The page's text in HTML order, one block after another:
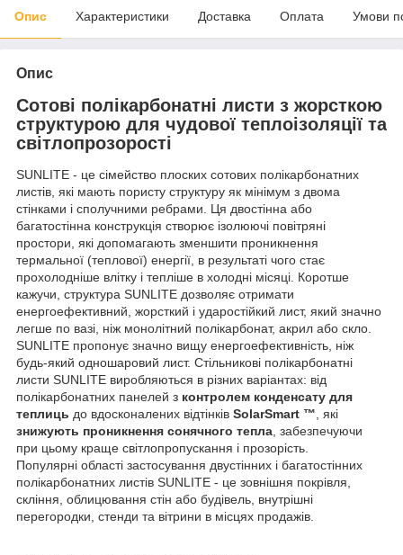
Опис Характеристики Доставка Оплата Умови
Опис
Сотові полікарбонатні листи з жорсткою
структурою для чудової теплоізоляції та
світлопрозорості
SUNLITE - це сімейство плоских сотових полікарбонатних
листів, які мають пористу структуру як мінімум з двома
стінками і сполучними ребрами. Ця двостінна або
багатостінна конструкція створює ізолюючі повітряні
простори, які допомагають зменшити проникнення
термальної (теплової) енергії, в результаті чого стає
прохолодніше влітку і тепліше в холодні місяці. Коротше
кажучи, структура SUNLITE дозволяє отримати
енергоефективний, жорсткий і ударостійкий лист, який значно
легше по вазі, ніж монолітний полікарбонат, акрил або скло.
SUNLITE пропонує значно вищу енергоефективність, ніж
будь-який одношаровий лист. Стільникові полікарбонатні
листи SUNLITE виробляються в різних варіантах: від
полікарбонатних панелей з контролем конденсату для
теплиць до вдосконалених відтінків SolarSmart ™, які
знижують проникнення сонячного тепла, забезпечуючи
при цьому краще світлопропускання і прозорість.
Популярні області застосування двустінних і багатостінних
полікарбонатних листів SUNLITE - це зовнішня покрівля,
скління, облицювання стін або будівель, внутрішні
перегородки, стенди та вітрини в місцях продажів.